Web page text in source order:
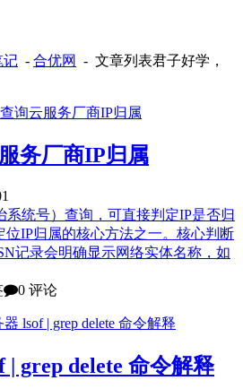
记 - 合优网 - 文章列表君子好学，
务厂商IP归属
统号）查询，可直接判定IP是否归
位IP归属的核心方法之一。核心判断
记录会明确显示网络实体名称，如
0 评论
grep delete 命令解释